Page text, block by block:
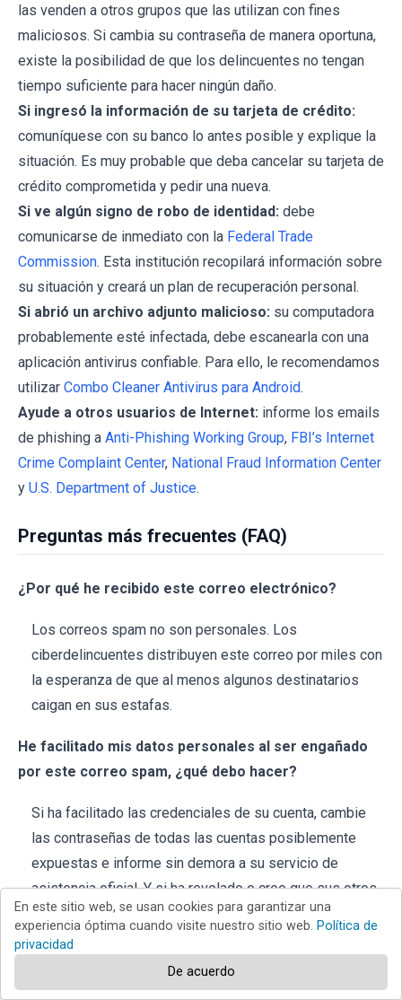
las venden a otros grupos que las utilizan con fines
maliciosos. Si cambia su contraseña de manera oportuna,
existe la posibilidad de que los delincuentes no tengan
tiempo suficiente para hacer ningún daño.
Si ingresó la información de su tarjeta de crédito:
comuníquese con su banco lo antes posible y explique la
situación. Es muy probable que deba cancelar su tarjeta de
crédito comprometida y pedir una nueva.
Si ve algún signo de robo de identidad: debe
comunicarse de inmediato con la Federal Trade
Commission. Esta institución recopilará información sobre
su situación y creará un plan de recuperación personal.
Si abrió un archivo adjunto malicioso: su computadora
probablemente esté infectada, debe escanearla con una
aplicación antivirus confiable. Para ello, le recomendamos
utilizar Combo Cleaner Antivirus para Android.
Ayude a otros usuarios de Internet: informe los emails
de phishing a Anti-Phishing Working Group, FBI’s Internet
Crime Complaint Center, National Fraud Information Center
y U.S. Department of Justice.
Preguntas más frecuentes (FAQ)
¿Por qué he recibido este correo electrónico?
Los correos spam no son personales. Los
ciberdelincuentes distribuyen este correo por miles con
la esperanza de que al menos algunos destinatarios
caigan en sus estafas.
He facilitado mis datos personales al ser engañado
por este correo spam, ¿qué debo hacer?
Si ha facilitado las credenciales de su cuenta, cambie
las contraseñas de todas las cuentas posiblemente
expuestas e informe sin demora a su servicio de
asistencia oficial. Y si ha revelado o cree que sus otros
datos privados están en peligro (por ejemplo, datos del
DNI, fotos/escáneres del pasaporte, números de
tarjetas de crédito, etc.) - póngase en contacto
inmediatamente con las autoridades correspondientes.
En este sitio web, se usan cookies para garantizar una
experiencia óptima cuando visite nuestro sitio web. Política de
privacidad
De acuerdo